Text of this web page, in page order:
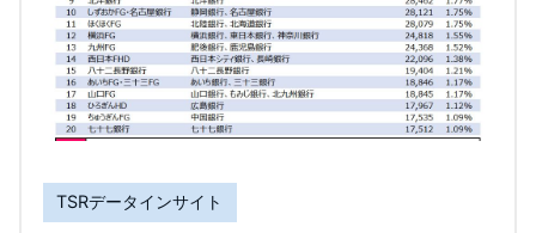
TSRデータインサイト